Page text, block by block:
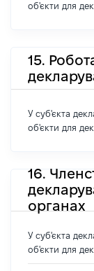
об'єкти для
15.
У суб'єкта
об'єкти для
16.
органах
У суб'єкта
об'єкти для